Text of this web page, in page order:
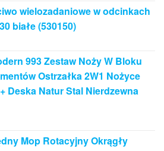
wielozadaniowe w odcinkach
białe (530150)
993 Zestaw Noży W Bloku
Ostrzałka 2W1 Nożyce
Deska Natur Stal Nierdzewna
Mop Rotacyjny Okrągły